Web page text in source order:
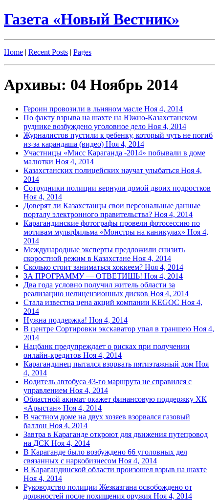
Газета «Новый Вестник»
Home | Recent Posts | Pages
Архивы: 04 Ноябрь 2014
Героин провозили в льняном масле Ноя 4, 2014
По факту взрыва на шахте на Южно-Казахстанском
руднике возбуждено уголовное дело Ноя 4, 2014
Журналистов пустили к ребенку, который чуть не погиб
из-за карандаша (видео) Ноя 4, 2014
Участницы «Мисс Караганда -2014» побывали в доме
малютки Ноя 4, 2014
Казахстанских полицейских научат улыбаться Ноя 4,
2014
Сотрудники полиции вернули домой двоих подростков
Ноя 4, 2014
Доверят ли Казахстанцы свои персональные данные
порталу электронного правительства? Ноя 4, 2014
Карагандинские фотографы провели фотосессию по
мотивам мультфильма «Монстры на каникулах» Ноя 4,
2014
Международные эксперты предложили снизить
скоростной режим в Казахстане Ноя 4, 2014
Сколько стоит заниматься хоккеем? Ноя 4, 2014
ЗА ПРОГРАММУ — ОТВЕТИШЬ! Ноя 4, 2014
Два года условно получил житель области за
реализацию нелицензионных дисков Ноя 4, 2014
Стала известна цена акций компании KEGOC Ноя 4,
2014
Нужна поддержка! Ноя 4, 2014
В центре Сортировки экскаватор упал в траншею Ноя 4,
2014
Нацбанк предупреждает о рисках при получении
онлайн-кредитов Ноя 4, 2014
Карагандинец пытался взорвать пятиэтажный дом Ноя
4, 2014
Водитель автобуса 43-го маршрута не справился с
управлением Ноя 4, 2014
Областной акимат окажет финансовую поддержку ХК
«Арыстан» Ноя 4, 2014
В частном доме на двух хозяев взорвался газовый
баллон Ноя 4, 2014
Завтра в Караганде откроют для движения путепровод
на ДСК Ноя 4, 2014
В Караганде было возбуждено 66 уголовных дел
связанных с наркобизнесом Ноя 4, 2014
В Карагандинской области произошел взрыв на шахте
Ноя 4, 2014
Руководство полиции Жезказгана освобождено от
должностей после похищения оружия Ноя 4, 2014